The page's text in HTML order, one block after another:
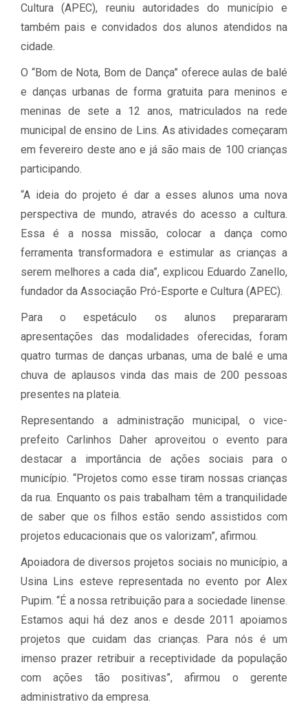
Cultura (APEC), reuniu autoridades do município e
também pais e convidados dos alunos atendidos na
cidade.
O “Bom de Nota, Bom de Dança” oferece aulas de balé
e danças urbanas de forma gratuita para meninos e
meninas de sete a 12 anos, matriculados na rede
municipal de ensino de Lins. As atividades começaram
em fevereiro deste ano e já são mais de 100 crianças
participando.
“A ideia do projeto é dar a esses alunos uma nova
perspectiva de mundo, através do acesso a cultura.
Essa é a nossa missão, colocar a dança como
ferramenta transformadora e estimular as crianças a
serem melhores a cada dia”, explicou Eduardo Zanello,
fundador da Associação Pró-Esporte e Cultura (APEC).
Para o espetáculo os alunos prepararam
apresentações das modalidades oferecidas, foram
quatro turmas de danças urbanas, uma de balé e uma
chuva de aplausos vinda das mais de 200 pessoas
presentes na plateia.
Representando a administração municipal, o vice-
prefeito Carlinhos Daher aproveitou o evento para
destacar a importância de ações sociais para o
município. “Projetos como esse tiram nossas crianças
da rua. Enquanto os pais trabalham têm a tranquilidade
de saber que os filhos estão sendo assistidos com
projetos educacionais que os valorizam”, afirmou.
Apoiadora de diversos projetos sociais no município, a
Usina Lins esteve representada no evento por Alex
Pupim. “É a nossa retribuição para a sociedade linense.
Estamos aqui há dez anos e desde 2011 apoiamos
projetos que cuidam das crianças. Para nós é um
imenso prazer retribuir a receptividade da população
com ações tão positivas”, afirmou o gerente
administrativo da empresa.